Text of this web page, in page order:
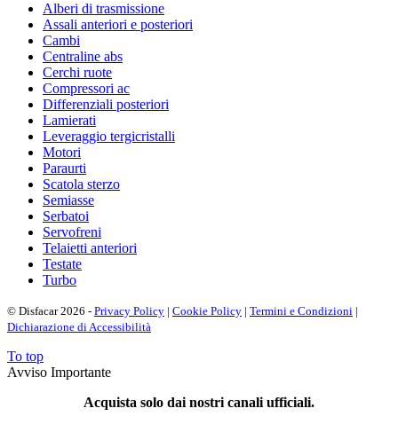
Alberi di trasmissione
Assali anteriori e posteriori
Cambi
Centraline abs
Cerchi ruote
Compressori ac
Differenziali posteriori
Lamierati
Leveraggio tergicristalli
Motori
Paraurti
Scatola sterzo
Semiasse
Serbatoi
Servofreni
Telaietti anteriori
Testate
Turbo
© Disfacar 2026 - Privacy Policy | Cookie Policy | Termini e Condizioni |
Dichiarazione di Accessibilità
To top
Avviso Importante
Acquista solo dai nostri canali ufficiali.